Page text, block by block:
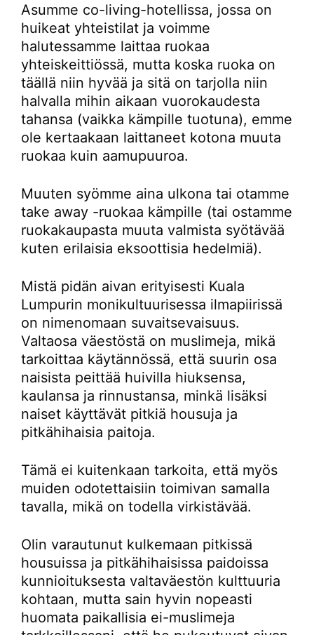
Asumme co-living-hotellissa, jossa on
huikeat yhteistilat ja voimme
halutessamme laittaa ruokaa
yhteiskeittiössä, mutta koska ruoka on
täällä niin hyvää ja sitä on tarjolla niin
halvalla mihin aikaan vuorokaudesta
tahansa (vaikka kämpille tuotuna), emme
ole kertaakaan laittaneet kotona muuta
ruokaa kuin aamupuuroa.
Muuten syömme aina ulkona tai otamme
take away -ruokaa kämpille (tai ostamme
ruokakaupasta muuta valmista syötävää
kuten erilaisia eksoottisia hedelmiä).
Mistä pidän aivan erityisesti Kuala
Lumpurin monikultuurisessa ilmapiirissä
on nimenomaan suvaitsevaisuus.
Valtaosa väestöstä on muslimeja, mikä
tarkoittaa käytännössä, että suurin osa
naisista peittää huivilla hiuksensa,
kaulansa ja rinnustansa, minkä lisäksi
naiset käyttävät pitkiä housuja ja
pitkähihaisia paitoja.
Tämä ei kuitenkaan tarkoita, että myös
muiden odotettaisiin toimivan samalla
tavalla, mikä on todella virkistävää.
Olin varautunut kulkemaan pitkissä
housuissa ja pitkähihaisissa paidoissa
kunnioituksesta valtaväestön kulttuuria
kohtaan, mutta sain hyvin nopeasti
huomata paikallisia ei-muslimeja